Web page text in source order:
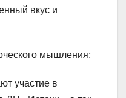
вкус и
мышления;
участие в